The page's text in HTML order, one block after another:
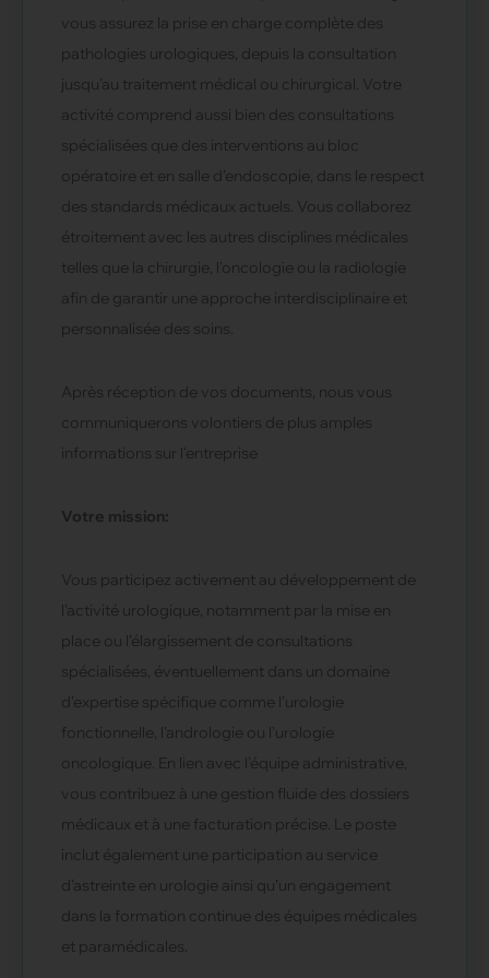
vous assurez la prise en charge complète des
pathologies urologiques, depuis la consultation
jusqu’au traitement médical ou chirurgical. Votre
activité comprend aussi bien des consultations
spécialisées que des interventions au bloc
opératoire et en salle d’endoscopie, dans le respect
des standards médicaux actuels. Vous collaborez
étroitement avec les autres disciplines médicales
telles que la chirurgie, l’oncologie ou la radiologie
afin de garantir une approche interdisciplinaire et
personnalisée des soins.
Après réception de vos documents, nous vous
communiquerons volontiers de plus amples
informations sur l'entreprise
Votre mission:
Vous participez activement au développement de
l’activité urologique, notamment par la mise en
place ou l’élargissement de consultations
spécialisées, éventuellement dans un domaine
d’expertise spécifique comme l’urologie
fonctionnelle, l’andrologie ou l’urologie
oncologique. En lien avec l’équipe administrative,
vous contribuez à une gestion fluide des dossiers
médicaux et à une facturation précise. Le poste
inclut également une participation au service
d’astreinte en urologie ainsi qu’un engagement
dans la formation continue des équipes médicales
et paramédicales.